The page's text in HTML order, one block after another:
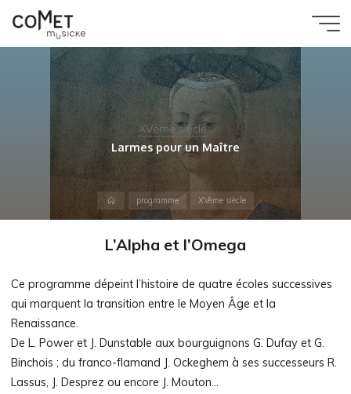
contenu
Musicke
XVème siècle
Larmes pour un Maître
Accueilprogramme XVème siècle
L’Alpha et l’Omega
Ce programme dépeint l’histoire de quatre écoles successives
qui marquent la transition entre le Moyen Âge et la
Renaissance.
De L. Power et J. Dunstable aux bourguignons G. Dufay et G.
Binchois ; du franco-flamand J. Ockeghem à ses successeurs R.
Lassus, J. Desprez ou encore J. Mouton…